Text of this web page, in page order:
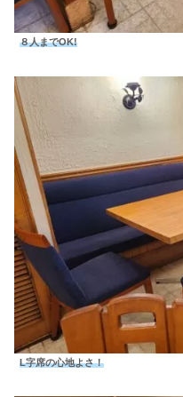
８人までOK!
L字席の心地よさ！